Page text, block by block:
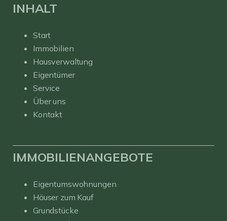
INHALT
Start
Immobilien
Hausverwaltung
Eigentümer
Service
Über uns
Kontakt
IMMOBILIENANGEBOTE
Eigentumswohnungen
Häuser zum Kauf
Grundstücke